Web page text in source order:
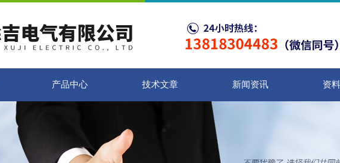
产品中心 技术文章 新闻资讯 资